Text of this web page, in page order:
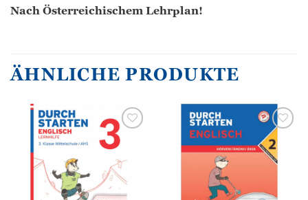
Nach Österreichischem Lehrplan!
ÄHNLICHE PRODUKTE
Zur
Wunschliste
hinzufügen
Zur
Wunschliste
hinzufügen